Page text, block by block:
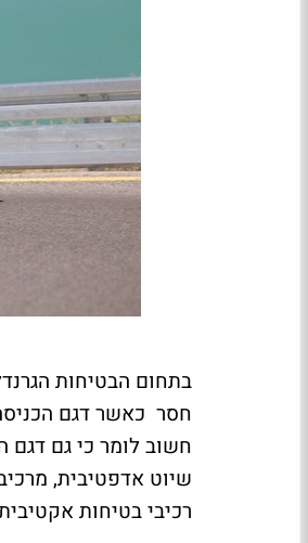
בתחום הבטיחות
חסר כאשר דגם הכניסה מקבל ציון 1
חשוב לומר כי גם דגם
שיוט אדפטיבית,
רכיבי בטיחות